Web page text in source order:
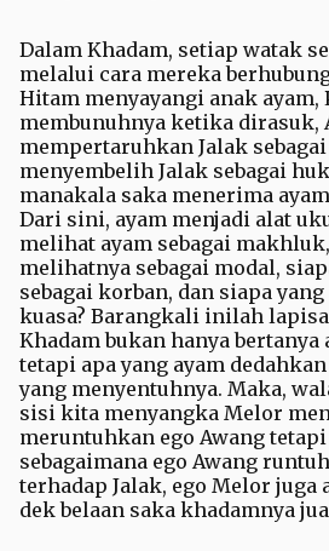
Dalam Khadam, setiap watak
melalui cara mereka
Hitam menyayangi anak ayam,
membunuhnya ketika dirasuk,
mempertaruhkan Jalak
menyembelih Jalak sebagai
manakala saka menerima
Dari sini, ayam menjadi alat
melihat ayam sebagai
melihatnya sebagai modal,
sebagai korban, dan siapa
kuasa? Barangkali inilah
Khadam bukan hanya bertanya
tetapi apa yang ayam
yang menyentuhnya. Maka,
sisi kita menyangka Melor
meruntuhkan ego Awang
sebagaimana ego Awang
terhadap Jalak, ego Melor
dek belaan saka khadamnya